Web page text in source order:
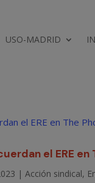
USO-MADRID
el ERE en
|Acción sindical,